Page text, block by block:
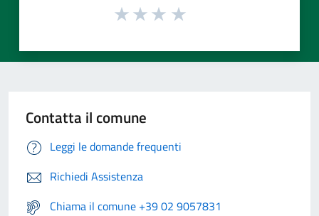
Contatta il comune
Leggi le domande frequenti
Richiedi Assistenza
Chiama il comune +39 02 9057831